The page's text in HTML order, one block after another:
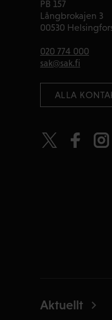
PB 157
Långbrokajen 3
00530
020 774 000
sak@sak.fi
ALLA
Aktuellt